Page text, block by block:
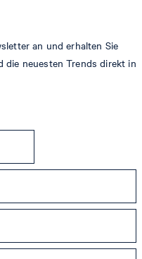
an und erhalten Sie
die neuesten Trends direkt in